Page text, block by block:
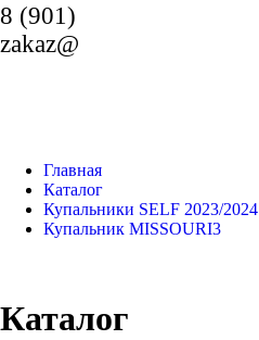
8 (901)
zakaz@
Главная
Каталог
Купальники SELF 2023/2024
Купальник MISSOURI3
Каталог